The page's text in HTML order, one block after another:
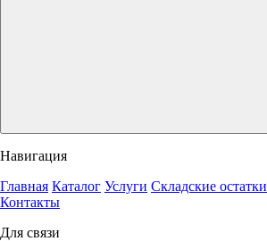
Навигация
Главная Каталог Услуги Складские остатки
Контакты
Для связи